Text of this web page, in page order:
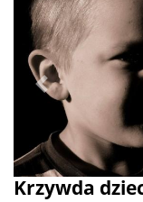
Krzywda
Poprzednie